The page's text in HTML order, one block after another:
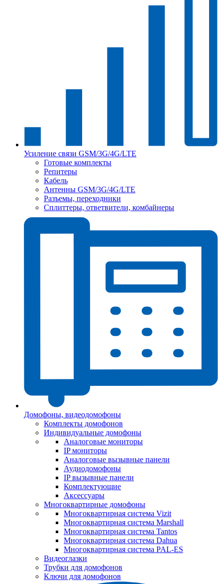
Усиление связи GSM/3G/4G/LTE
Готовые комплекты
Репитеры
Кабель
Антенны GSM/3G/4G/LTE
Разъемы, переходники
Сплиттеры, ответвители, комбайнеры
Домофоны, видеодомофоны
Комплекты домофонов
Индивидуальные домофоны
Аналоговые мониторы
IP мониторы
Аналоговые вызывные панели
Аудиодомофоны
IP вызывные панели
Комплектующие
Аксессуары
Многоквартирные домофоны
Многоквартирная система Vizit
Многоквартирная система Marshall
Многоквартирная система Tantos
Многоквартирная система Dahua
Многоквартирная система PAL-ES
Видеоглазки
Трубки для домофонов
Ключи для домофонов